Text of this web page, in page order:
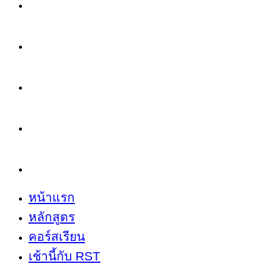
หน้าแรก
หลักสูตร
คอร์สเรียน
เช้านี้กับ RST